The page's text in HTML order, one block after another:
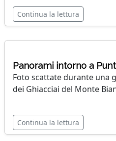
Continua la lettura
Panorami intorno a
Foto scattate durante una
dei Ghiacciai del Monte
Continua la lettura